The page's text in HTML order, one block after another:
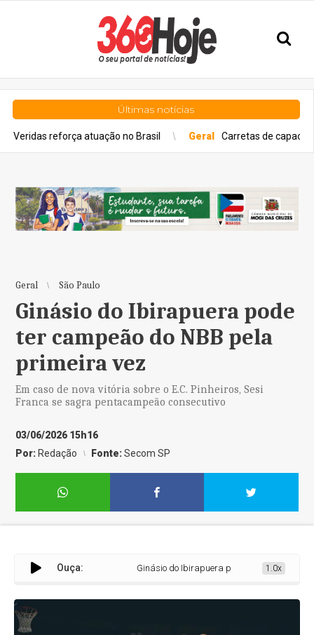
Últimas notícias
atuação no Brasil Geral Carretas de capacitação
Geral São Paulo
Ginásio do Ibirapuera pode
ter campeão do NBB pela
primeira vez
Em caso de nova vitória sobre o E.C. Pinheiros, Sesi
Franca se sagra pentacampeão consecutivo
03/06/2026 15h16
Por: Redação Fonte:Secom SP
Ouça: Ginásio do Ibirapuera pode ter campeão do
1.0x